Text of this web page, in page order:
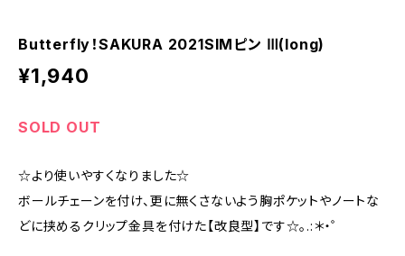
Butterfly！SAKURA 2021SIMピン Ⅲ(long)
¥1,940
SOLD OUT
☆より使いやすくなりました☆
ボールチェーンを付け、更に無くさないよう胸ポケットやノートな
どに挟めるクリップ金具を付けた【改良型】です☆。.:＊・゜